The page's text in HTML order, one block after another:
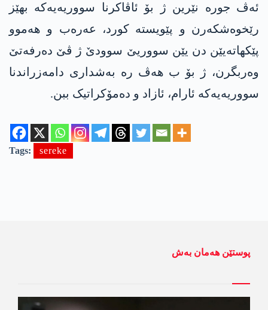
ئەڤ جورە نێرین ژ بۆ ئاڤاکرنا سووریەیەکە بھێز
رێخوەشکەرن و پێویستە کورد، عەرەب و ھەموو
پێکھاتەیێن دن یێن سووریێ سوودێ ژ ڤێ دەرفەتێ
وەربگرن، ژ بۆ ب ھەڤ رە بەشداری دامەزراندنا
سووریەیەکە ئارام، ئازاد و دەمۆکراتیک ببن.
Tags: sereke
پوستێن ھەمان بەش